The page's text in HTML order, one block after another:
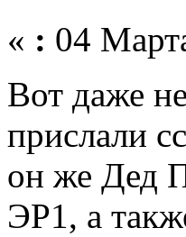
« : 04
Вот даже
прислали
он же Дед
ЭР1, а